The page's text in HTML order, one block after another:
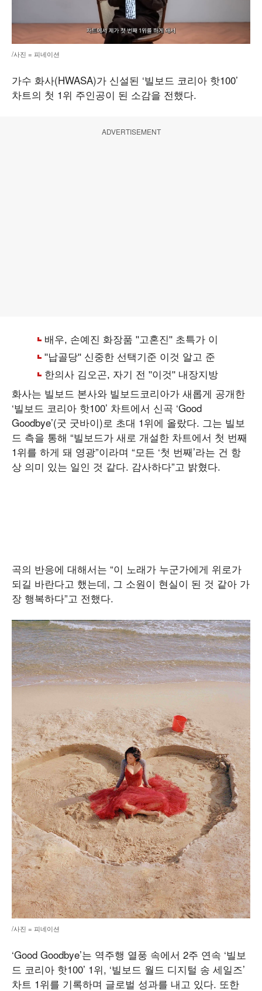
/사진 = 피네이션
가수 화사(HWASA)가 신설된 ‘빌보드 코리아 핫100’
차트의 첫 1위 주인공이 된 소감을 전했다.
ADVERTISEMENT
화사는 빌보드 본사와 빌보드코리아가 새롭게 공개한
‘빌보드 코리아 핫100’ 차트에서 신곡 ‘Good
Goodbye’(굿 굿바이)로 초대 1위에 올랐다. 그는 빌보
드 측을 통해 “빌보드가 새로 개설한 차트에서 첫 번째
1위를 하게 돼 영광”이라며 “모든 ‘첫 번째’라는 건 항
상 의미 있는 일인 것 같다. 감사하다”고 밝혔다.
곡의 반응에 대해서는 “이 노래가 누군가에게 위로가
되길 바란다고 했는데, 그 소원이 현실이 된 것 같아 가
장 행복하다”고 전했다.
/사진 = 피네이션
‘Good Goodbye’는 역주행 열풍 속에서 2주 연속 ‘빌보
드 코리아 핫100’ 1위, ‘빌보드 월드 디지털 송 세일즈’
차트 1위를 기록하며 글로벌 성과를 내고 있다. 또한